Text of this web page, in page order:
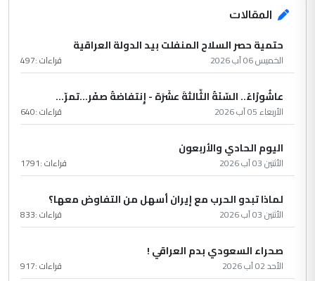
المقالات
حتمية حصر السلاح المنفلت بيد الدولة العراقية
الخميس 06 آب 2026 قراءات :497
عاشُورْاءُ.. السّنَةُ الثّالثةَ عشَرَة - إِنتفاضةُ صفَر…تمرّ...
الأربعاء 05 آب 2026 قراءات :640
اليوم الحادي والأربعون
الأثنين 03 آب 2026 قراءات :1791
لماذا تبدو الحرب مع إيران أسهل من التفاوض معها؟
الأثنين 03 آب 2026 قراءات :833
صحراء السعودي بدم العراقي !
الأحد 02 آب 2026 قراءات :917